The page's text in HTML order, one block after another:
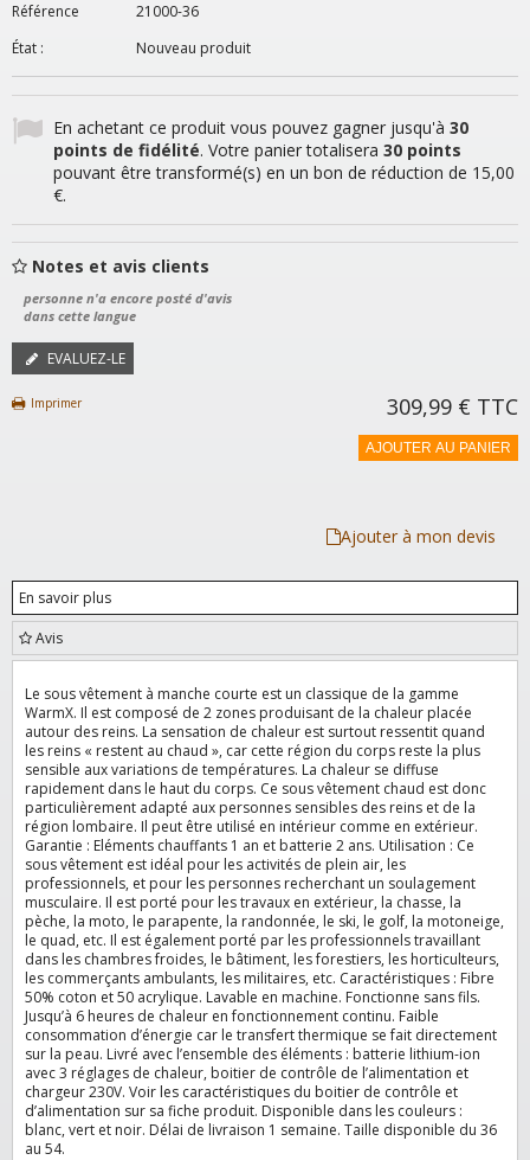
Référence
21000-36
État :
Nouveau produit
En achetant ce produit vous pouvez gagner jusqu'à 30
points de fidélité. Votre panier totalisera 30 points
pouvant être transformé(s) en un bon de réduction de 15,00
€.
Notes et avis clients
personne n'a encore posté d'avis
dans cette langue
EVALUEZ-LE
Imprimer 309,99 € TTC
AJOUTER AU PANIER
Ajouter à mon devis
En savoir plus
Avis
Le sous vêtement à manche courte est un classique de la gamme
WarmX. Il est composé de 2 zones produisant de la chaleur placée
autour des reins. La sensation de chaleur est surtout ressentit quand
les reins « restent au chaud », car cette région du corps reste la plus
sensible aux variations de températures. La chaleur se diffuse
rapidement dans le haut du corps. Ce sous vêtement chaud est donc
particulièrement adapté aux personnes sensibles des reins et de la
région lombaire. Il peut être utilisé en intérieur comme en extérieur.
Garantie : Eléments chauffants 1 an et batterie 2 ans. Utilisation : Ce
sous vêtement est idéal pour les activités de plein air, les
professionnels, et pour les personnes recherchant un soulagement
musculaire. Il est porté pour les travaux en extérieur, la chasse, la
pèche, la moto, le parapente, la randonnée, le ski, le golf, la motoneige,
le quad, etc. Il est également porté par les professionnels travaillant
dans les chambres froides, le bâtiment, les forestiers, les horticulteurs,
les commerçants ambulants, les militaires, etc. Caractéristiques : Fibre
50% coton et 50 acrylique. Lavable en machine. Fonctionne sans fils.
Jusqu’à 6 heures de chaleur en fonctionnement continu. Faible
consommation d’énergie car le transfert thermique se fait directement
sur la peau. Livré avec l’ensemble des éléments : batterie lithium-ion
avec 3 réglages de chaleur, boitier de contrôle de l’alimentation et
chargeur 230V. Voir les caractéristiques du boitier de contrôle et
d’alimentation sur sa fiche produit. Disponible dans les couleurs :
blanc, vert et noir. Délai de livraison 1 semaine. Taille disponible du 36
au 54.